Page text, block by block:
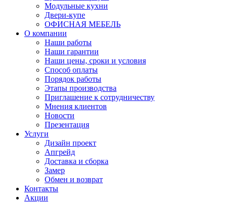
Модульные кухни
Двери-купе
ОФИСНАЯ МЕБЕЛЬ
О компании
Наши работы
Наши гарантии
Наши цены, сроки и условия
Способ оплаты
Порядок работы
Этапы производства
Приглашение к сотрудничеству
Мнения клиентов
Новости
Презентация
Услуги
Дизайн проект
Апгрейд
Доставка и сборка
Замер
Обмен и возврат
Контакты
Акции